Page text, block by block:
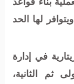
لها الحد
في إدارة
ثم الثانية،